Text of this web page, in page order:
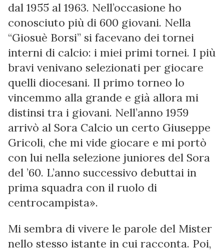
dal 1955 al 1963. Nell’occasione ho
conosciuto più di 600 giovani. Nella
“Giosuè Borsi” si facevano dei tornei
interni di calcio: i miei primi tornei. I più
bravi venivano selezionati per giocare
quelli diocesani. Il primo torneo lo
vincemmo alla grande e già allora mi
distinsi tra i giovani. Nell’anno 1959
arrivò al Sora Calcio un certo Giuseppe
Gricoli, che mi vide giocare e mi portò
con lui nella selezione juniores del Sora
del ’60. L’anno successivo debuttai in
prima squadra con il ruolo di
centrocampista».
Mi sembra di vivere le parole del Mister
nello stesso istante in cui racconta. Poi,